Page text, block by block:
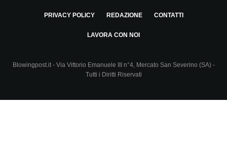
PRIVACY POLICY REDAZIONE CONTATTI
LAVORA CON NOI
Blowingpost.it - Via Vittorio Emanuele III n°4, Mercato San Severino (SA) -
Tutti i Diritti Riservati